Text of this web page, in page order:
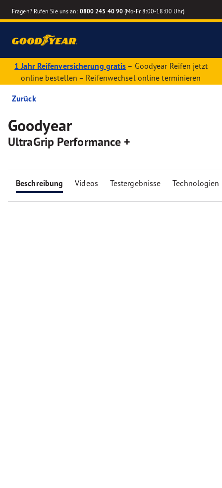
Fragen? Rufen Sie uns an: 0800 245 40 90 (Mo-Fr 8:00-18:00 Uhr)
1 Jahr Reifenversicherung gratis – Goodyear Reifen jetzt
online bestellen – Reifenwechsel online terminieren
Zurück
Goodyear
UltraGrip Performance +
Beschreibung Videos Testergebnisse Technologien